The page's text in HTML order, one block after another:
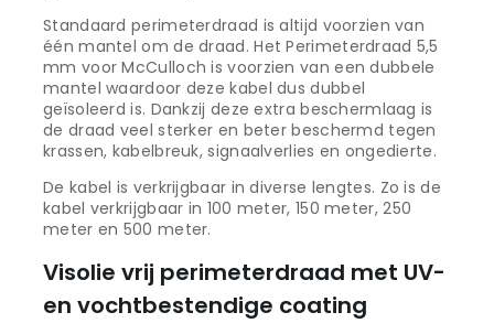
Standaard perimeterdraad is altijd voorzien van
één mantel om de draad. Het Perimeterdraad 5,5
mm voor McCulloch is voorzien van een dubbele
mantel waardoor deze kabel dus dubbel
geïsoleerd is. Dankzij deze extra beschermlaag is
de draad veel sterker en beter beschermd tegen
krassen, kabelbreuk, signaalverlies en ongedierte.
De kabel is verkrijgbaar in diverse lengtes. Zo is de
kabel verkrijgbaar in 100 meter, 150 meter, 250
meter en 500 meter.
Visolie vrij perimeterdraad met UV-
en vochtbestendige coating